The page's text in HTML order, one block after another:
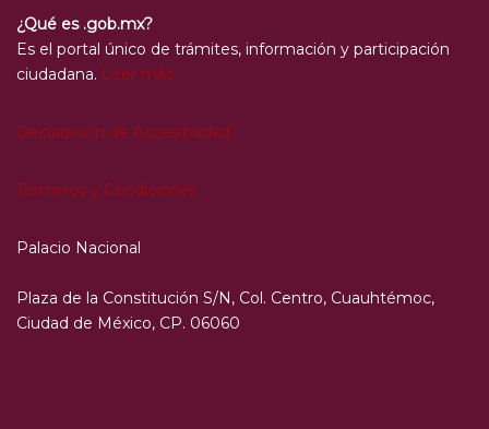
¿Qué es .gob.mx?
Es el portal único de trámites, información y participación
ciudadana. Leer más
Declaración de Accesibilidad
Términos y Condiciones
Palacio Nacional
Plaza de la Constitución S/N, Col. Centro, Cuauhtémoc,
Ciudad de México, CP. 06060